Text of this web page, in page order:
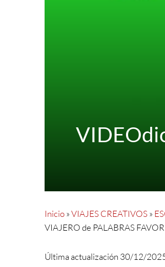
Inicio»VIAJES CREATIVOS»
VIAJERO de PALABRAS
Última actualización 30/12/